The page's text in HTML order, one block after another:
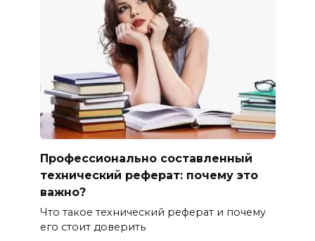
Профессионально составленный
технический реферат: почему это
важно?
Что такое технический реферат и почему
его стоит доверить